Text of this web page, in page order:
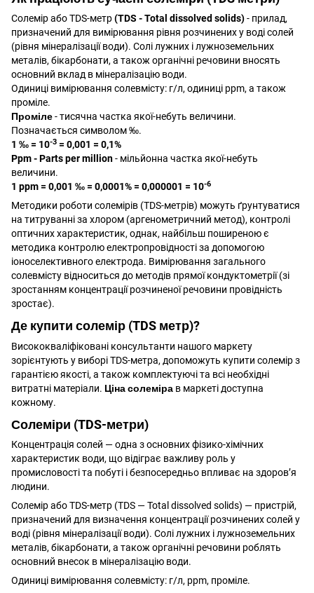
Солемір або TDS-метр(TDS - Total dissolved solids)- прилад,
призначений для вимірювання рівня розчинених у воді солей
(рівня мінералізації води). Солі лужних і лужноземельних
металів, бікарбонати, а також органічні речовини вносять
основний вклад в мінералізацію води.
Одиниці вимірювання солевмісту: г/л, одиниці ppm, а також
проміле.
Проміле- тисячна частка якої-небуть величини.
Позначається символом ‰.
1 ‰ = 10-3 = 0,001 = 0,1%
Ppm - Parts per million- мільйонна частка якої-небуть
величини.
1 ppm = 0,001 ‰ = 0,0001% = 0,000001 = 10-6
Методики роботи солемірів (TDS-метрів) можуть ґрунтуватися
на титруванні за хлором (аргенометричний метод), контролі
оптичних характеристик, однак, найбільш поширеною є
методика контролю електропровідності за допомогою
іоноселективного електрода. Вимірювання загального
солевмісту відноситься до методів прямої кондуктометрії (зі
зростанням концентрації розчиненої речовини провідність
зростає).
Де купити солемір (TDS метр)?
Висококваліфіковані консультанти нашого маркету
зорієнтують у виборі TDS-метра, допоможуть купити солемір з
гарантією якості, а також комплектуючі та всі необхідні
витратні матеріали. Ціна солеміра в маркеті доступна
кожному.
Солеміри (TDS-метри)
Концентрація солей — одна з основних фізико-хімічних
характеристик води, що відіграє важливу роль у
промисловості та побуті і безпосередньо впливає на здоров’я
людини.
Солемір або TDS-метр (TDS — Total dissolved solids) — пристрій,
призначений для визначення концентрації розчинених солей у
воді (рівня мінералізації води). Солі лужних і лужноземельних
металів, бікарбонати, а також органічні речовини роблять
основний внесок в мінералізацію води.
Одиниці вимірювання солевмісту: г/л, ppm, проміле.